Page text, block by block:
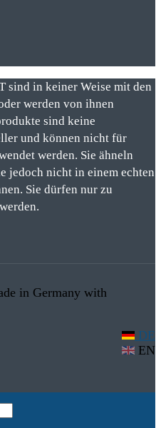
sind in keiner Weise mit den
werden von ihnen
sind keine
und können nicht für
werden. Sie ähneln
jedoch nicht in einem echten
Sie dürfen nur zu
in Germany with
DE
EN